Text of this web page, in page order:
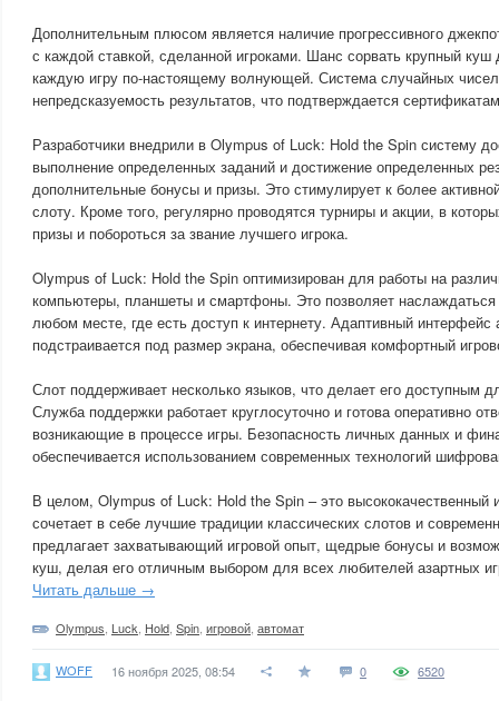
Дополнительным плюсом является наличие прогрессивного
с каждой ставкой, сделанной игроками. Шанс сорвать крупный куш
каждую игру по-настоящему волнующей. Система случайных чисел
непредсказуемость результатов, что подтверждается
Разработчики внедрили в Olympus of Luck: Hold the Spin систему
выполнение определенных заданий и достижение определенных
дополнительные бонусы и призы. Это стимулирует к более
слоту. Кроме того, регулярно проводятся турниры и акции, в
призы и побороться за звание лучшего игрока.
Olympus of Luck: Hold the Spin оптимизирован для работы на
компьютеры, планшеты и смартфоны. Это позволяет
любом месте, где есть доступ к интернету. Адаптивный интерфейс
подстраивается под размер экрана, обеспечивая комфортный
Слот поддерживает несколько языков, что делает его доступным
Служба поддержки работает круглосуточно и готова оперативно
возникающие в процессе игры. Безопасность личных данных и
обеспечивается использованием современных технологий
В целом, Olympus of Luck: Hold the Spin – это высококачественный
сочетает в себе лучшие традиции классических слотов и
предлагает захватывающий игровой опыт, щедрые бонусы и
куш, делая его отличным выбором для всех любителей азартных
Читать дальше →
Olympus Luck Hold Spin игровой автомат
WOFF 16 ноября 2025, 08:54 0 6520